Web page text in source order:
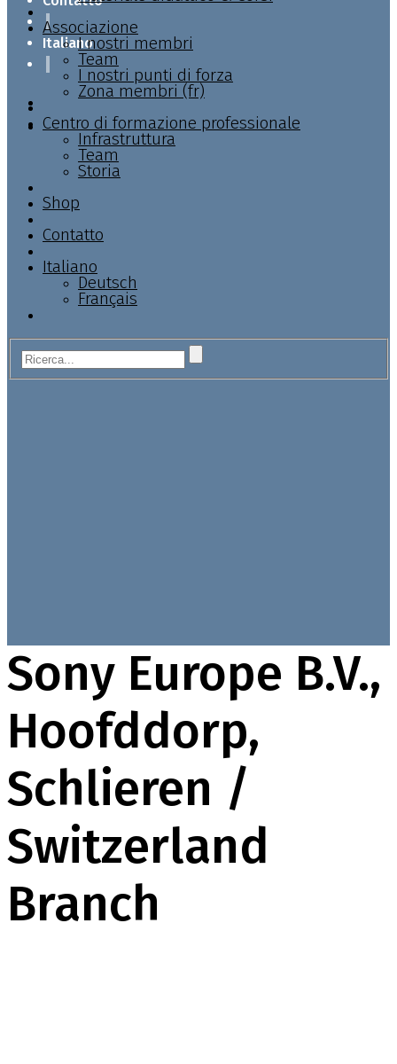
Italiano
Associazione
I nostri membri
Team
I nostri punti di forza
Zona membri (fr)
Centro di formazione professionale
Infrastruttura
Team
Storia
Shop
Contatto
Italiano
Deutsch
Français
Sony Europe B.V.,
Hoofddorp,
Schlieren /
Switzerland
Branch